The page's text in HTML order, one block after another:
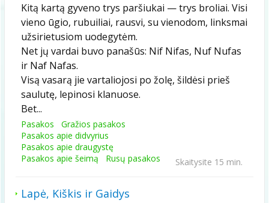
Kitą kartą gyveno trys paršiukai — trys broliai. Visi
vieno ūgio, rubuiliai, rausvi, su vienodom, linksmai
užsirietusiom uodegytėm.
Net jų vardai buvo panašūs: Nif Nifas, Nuf Nufas
ir Naf Nafas.
Visą vasarą jie vartaliojosi po žolę, šildėsi prieš
saulutę, lepinosi klanuose.
Bet...
Pasakos
Gražios pasakos
Pasakos apie didvyrius
Pasakos apie draugystę
Pasakos apie šeimą
Rusų pasakos Skaitysite 15 min.
Lapė, Kiškis ir Gaidys